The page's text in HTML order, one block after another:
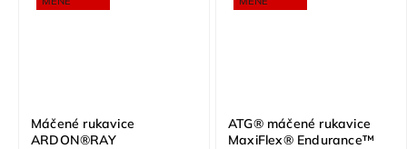
Máčené rukavice
ARDON®RAY
ATG® máčené rukavice
MaxiFlex® Endurance™